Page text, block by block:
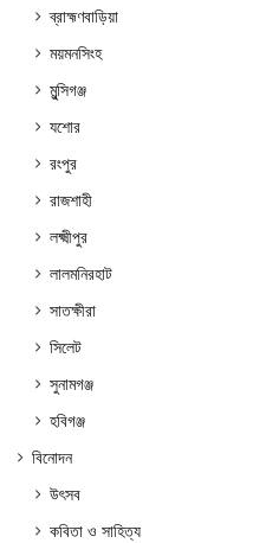
ব্রাহ্মণবাড়িয়া
ময়মনসিংহ
মুন্সিগঞ্জ
যশোর
রংপুর
রাজশাহী
লক্ষ্মীপুর
লালমনিরহাট
সাতক্ষীরা
সিলেট
সুনামগঞ্জ
হবিগঞ্জ
বিনোদন
উৎসব
কবিতা ও সাহিত্য